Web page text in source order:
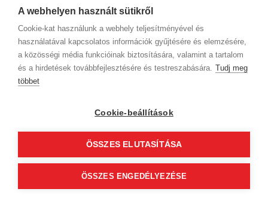
A webhelyen használt sütikről
Cookie-kat használunk a webhely teljesítményével és
használatával kapcsolatos információk gyűjtésére és elemzésére,
a közösségi média funkcióinak biztosítására, valamint a tartalom
és a hirdetések továbbfejlesztésére és testreszabására. Tudj meg
többet
Cookie-beállítások
ÖSSZES ELUTASÍTÁSA
ÖSSZES ENGEDÉLYEZÉSE